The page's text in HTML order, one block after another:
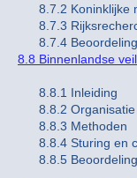
8.7.2 Koninklijke
8.7.3
8.7.4 Beoordeling
8.8 Binnenlandse
8.8.1 Inleiding
8.8.2 Organisatie
8.8.3 Methoden
8.8.4 Sturing en
8.8.5 Beoordeling